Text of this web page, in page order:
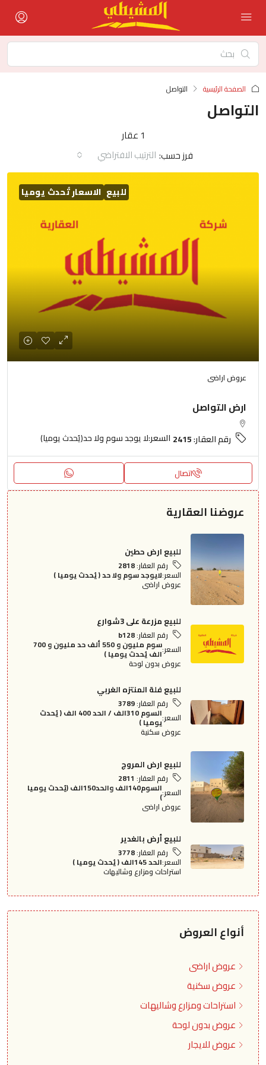
الصفحة الرئيسية التواصل
التواصل
1 عقار
فرز حسب: الترتيب الافتراضي
للبيع الاسعار تُحدث يوميا
عروض اراضى
ارض التواصل
رقم العقار:2415 السعر:لا يوجد سوم ولا حد(يُحدث يوميا)
اتصال
عروضنا العقارية
للبيع ارض حطين
رقم العقار:2818
السعر:لايوجد سوم ولا حد ( يُحدث يوميا )
عروض اراضى
للبيع مزرعة على 3شوارع
رقم العقار:b128
السعر:
سوم مليون و 550 ألف حد مليون و 700
الف يُحدث يوميا )
عروض بدون لوحة
للبيع فلة المنتزه الغربي
رقم العقار:3789
السعر:
السوم 310الف / الحد 400 الف ( يُحدث
يوميا )
عروض سكنية
للبيع ارض المروج
رقم العقار: 2811
السعر:
السوم140الف والحد150الف (يُحدث يوميا
)
عروض اراضى
للبيع أرض بالغدير
رقم العقار:3778
السعر:الحد 145الف ( يُحدث يوميا )
استراحات ومزارع وشاليهات
أنواع العروض
عروض اراضى
عروض سكنية
استراحات ومزارع وشاليهات
عروض بدون لوحة
عروض للايجار